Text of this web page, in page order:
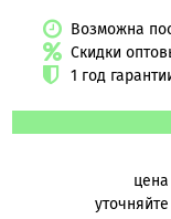
Возможна
Скидки
1 год